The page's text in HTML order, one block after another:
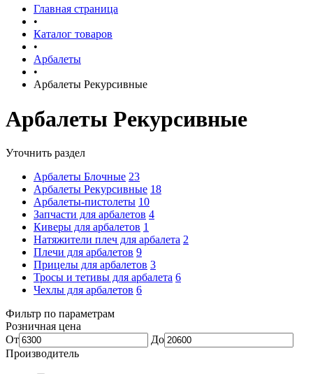
Главная страница
•
Каталог товаров
•
Арбалеты
•
Арбалеты Рекурсивные
Арбалеты Рекурсивные
Уточнить раздел
Арбалеты Блочные 23
Арбалеты Рекурсивные 18
Арбалеты-пистолеты 10
Запчасти для арбалетов 4
Киверы для арбалетов 1
Натяжители плеч для арбалета 2
Плечи для арбалетов 9
Прицелы для арбалетов 3
Тросы и тетивы для арбалета 6
Чехлы для арбалетов 6
Фильтр по параметрам
Розничная цена
От
До
Производитель